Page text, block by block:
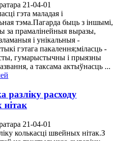
21-04-01
гэта маладая і
тэма.Пагарда быць з іншымі,
за прамалінейныя выразы,
і унікальныя -
гэтага пакалення;міласць -
гумарыстычны і прыязны
а таксама актыўнасць ...
разліку расходу
21-04-01
колькасці швейных нітак.З